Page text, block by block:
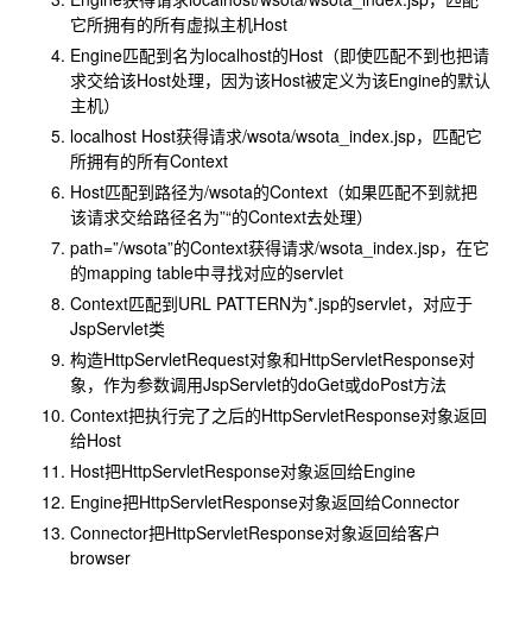
它所拥有的所有虚拟主机Host
Engine匹配到名为localhost的Host（即使匹配不到也把请
求交给该Host处理，因为该Host被定义为该Engine的默认
主机）
localhost Host获得请求/wsota/wsota_index.jsp，匹配它
所拥有的所有Context
Host匹配到路径为/wsota的Context（如果匹配不到就把
该请求交给路径名为”“的Context去处理）
path=”/wsota”的Context获得请求/wsota_index.jsp，在它
的mapping table中寻找对应的servlet
Context匹配到URL PATTERN为*.jsp的servlet，对应于
JspServlet类
构造HttpServletRequest对象和HttpServletResponse对
象，作为参数调用JspServlet的doGet或doPost方法
Context把执行完了之后的HttpServletResponse对象返回
给Host
Host把HttpServletResponse对象返回给Engine
Engine把HttpServletResponse对象返回给Connector
Connector把HttpServletResponse对象返回给客户
browser